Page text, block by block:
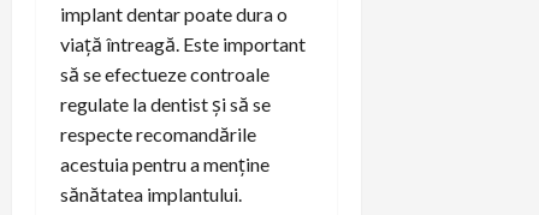
implant dentar poate dura o
viață întreagă. Este important
să se efectueze controale
regulate la dentist și să se
respecte recomandările
acestuia pentru a menține
sănătatea implantului.